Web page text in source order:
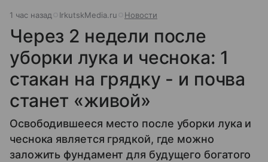
1 час назад IrkutskMedia.ru Новости
Через 2 недели после
уборки лука и чеснока: 1
стакан на грядку - и почва
станет «живой»
Освободившееся место после уборки лука и
чеснока является грядкой, где можно
заложить фундамент для будущего богатого